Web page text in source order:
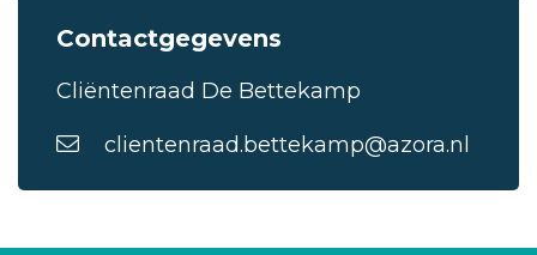
Contactgegevens
Cliëntenraad De Bettekamp
clientenraad.bettekamp@azora.nl